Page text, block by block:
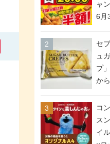
ャ
6月
な
ー
日
間
メ
セ
ュ
プ
か
シ
ン
し
り
コ
ス
イ